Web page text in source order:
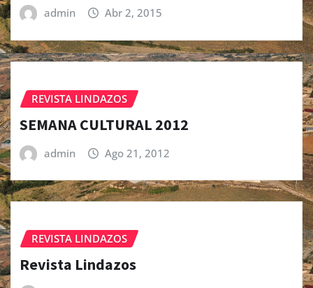
admin Abr 2, 2015
REVISTA LINDAZOS
SEMANA CULTURAL 2012
admin Ago 21, 2012
REVISTA LINDAZOS
Revista Lindazos